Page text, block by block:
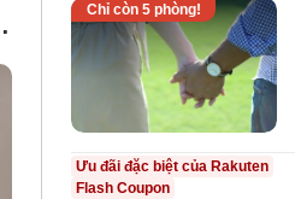
Chỉ còn 5phòng!
Ưu đãi đặc biệt của Rakuten
Flash Coupon